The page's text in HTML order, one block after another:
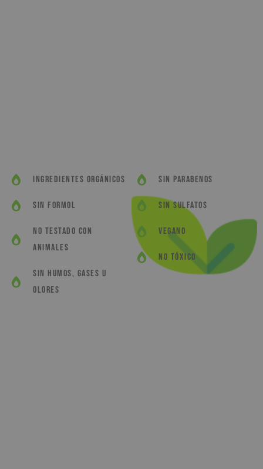
ingredientes orgánicos
SIN Formol
NO Testado con
animales
SIN humos, gases u
olores
SIN Parabenos
SIN Sulfatos
VEGANO
NO tóxico